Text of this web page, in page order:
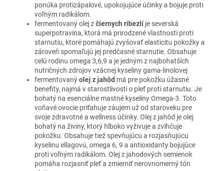
ponúka protizápalové, upokojujúce účinky a bojuje proti
voľným radikálom.
fermentovaný olej zčiernych ribezlí je severská
superpotravina, ktorá má prirodzené vlastnosti proti
starnutiu, ktoré pomáhajú zvyšovať elasticitu pokožky a
zároveň spomaľujú jej predčasné starnutie. Obsahuje
celú rodinu omega 3,6,9 a je jedným z najbohatších
nutričných zdrojov vzácnej kyseliny gama-linolovej
fermentovanýolej z jahôd má pre pokožku úžasné
benefity, najmä v starostlivosti o pleť proti starnutiu. Je
bohatý na esenciálne mastné kyseliny Omega-3. Toto
voňavé ovocie priťahuje záujem už od staroveku pre
svoje zdravotné a wellness účinky. Olej z jahôd je olej
bohatý na živiny, ktorý hlboko vyživuje a zvlhčuje
pokožku. Obsahuje tiež spevňujúcu a rozjasňujúcu
kyselinu ellagovú, omega 6, 9 a antioxidanty bojujúce
proti voľným radikálom. Olej z jahodových semienok
pomáha rozjasniť pleť a zmierniť nerovnomerný tón